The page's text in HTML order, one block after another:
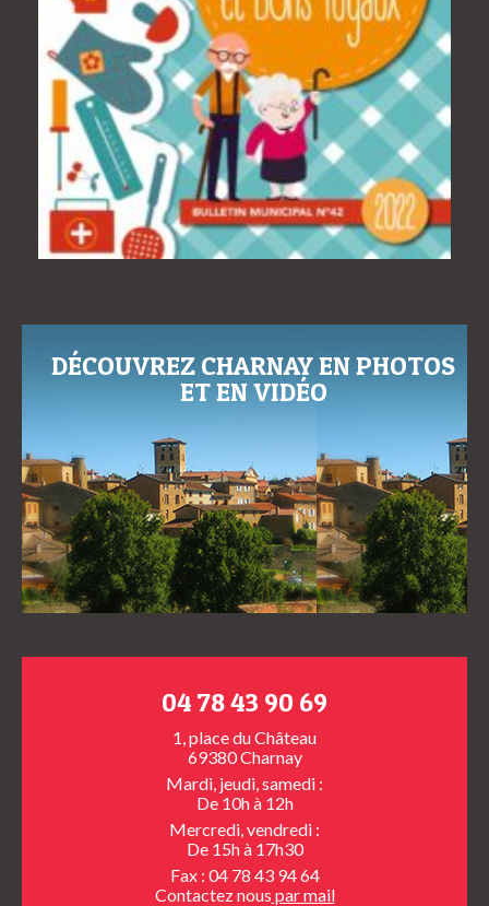
DÉCOUVREZ CHARNAY EN PHOTOS
ET EN VIDÉO
04 78 43 90 69
1, place du Château
69380 Charnay
Mardi, jeudi, samedi :
De 10h à 12h
Mercredi, vendredi :
De 15h à 17h30
Fax : 04 78 43 94 64
Contactez nous par mail